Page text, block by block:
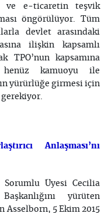
ve e-ticaretin teşvik
öngörülüyor. Tüm
devlet arasındaki
ilişkin kapsamlı
TPO’nun kapsamına
kamuoyu ile
yürürlüğe girmesi için
gerekiyor.
Anlaşması’nı
Üyesi Cecilia
yürüten
Asselborn, 5 Ekim 2015